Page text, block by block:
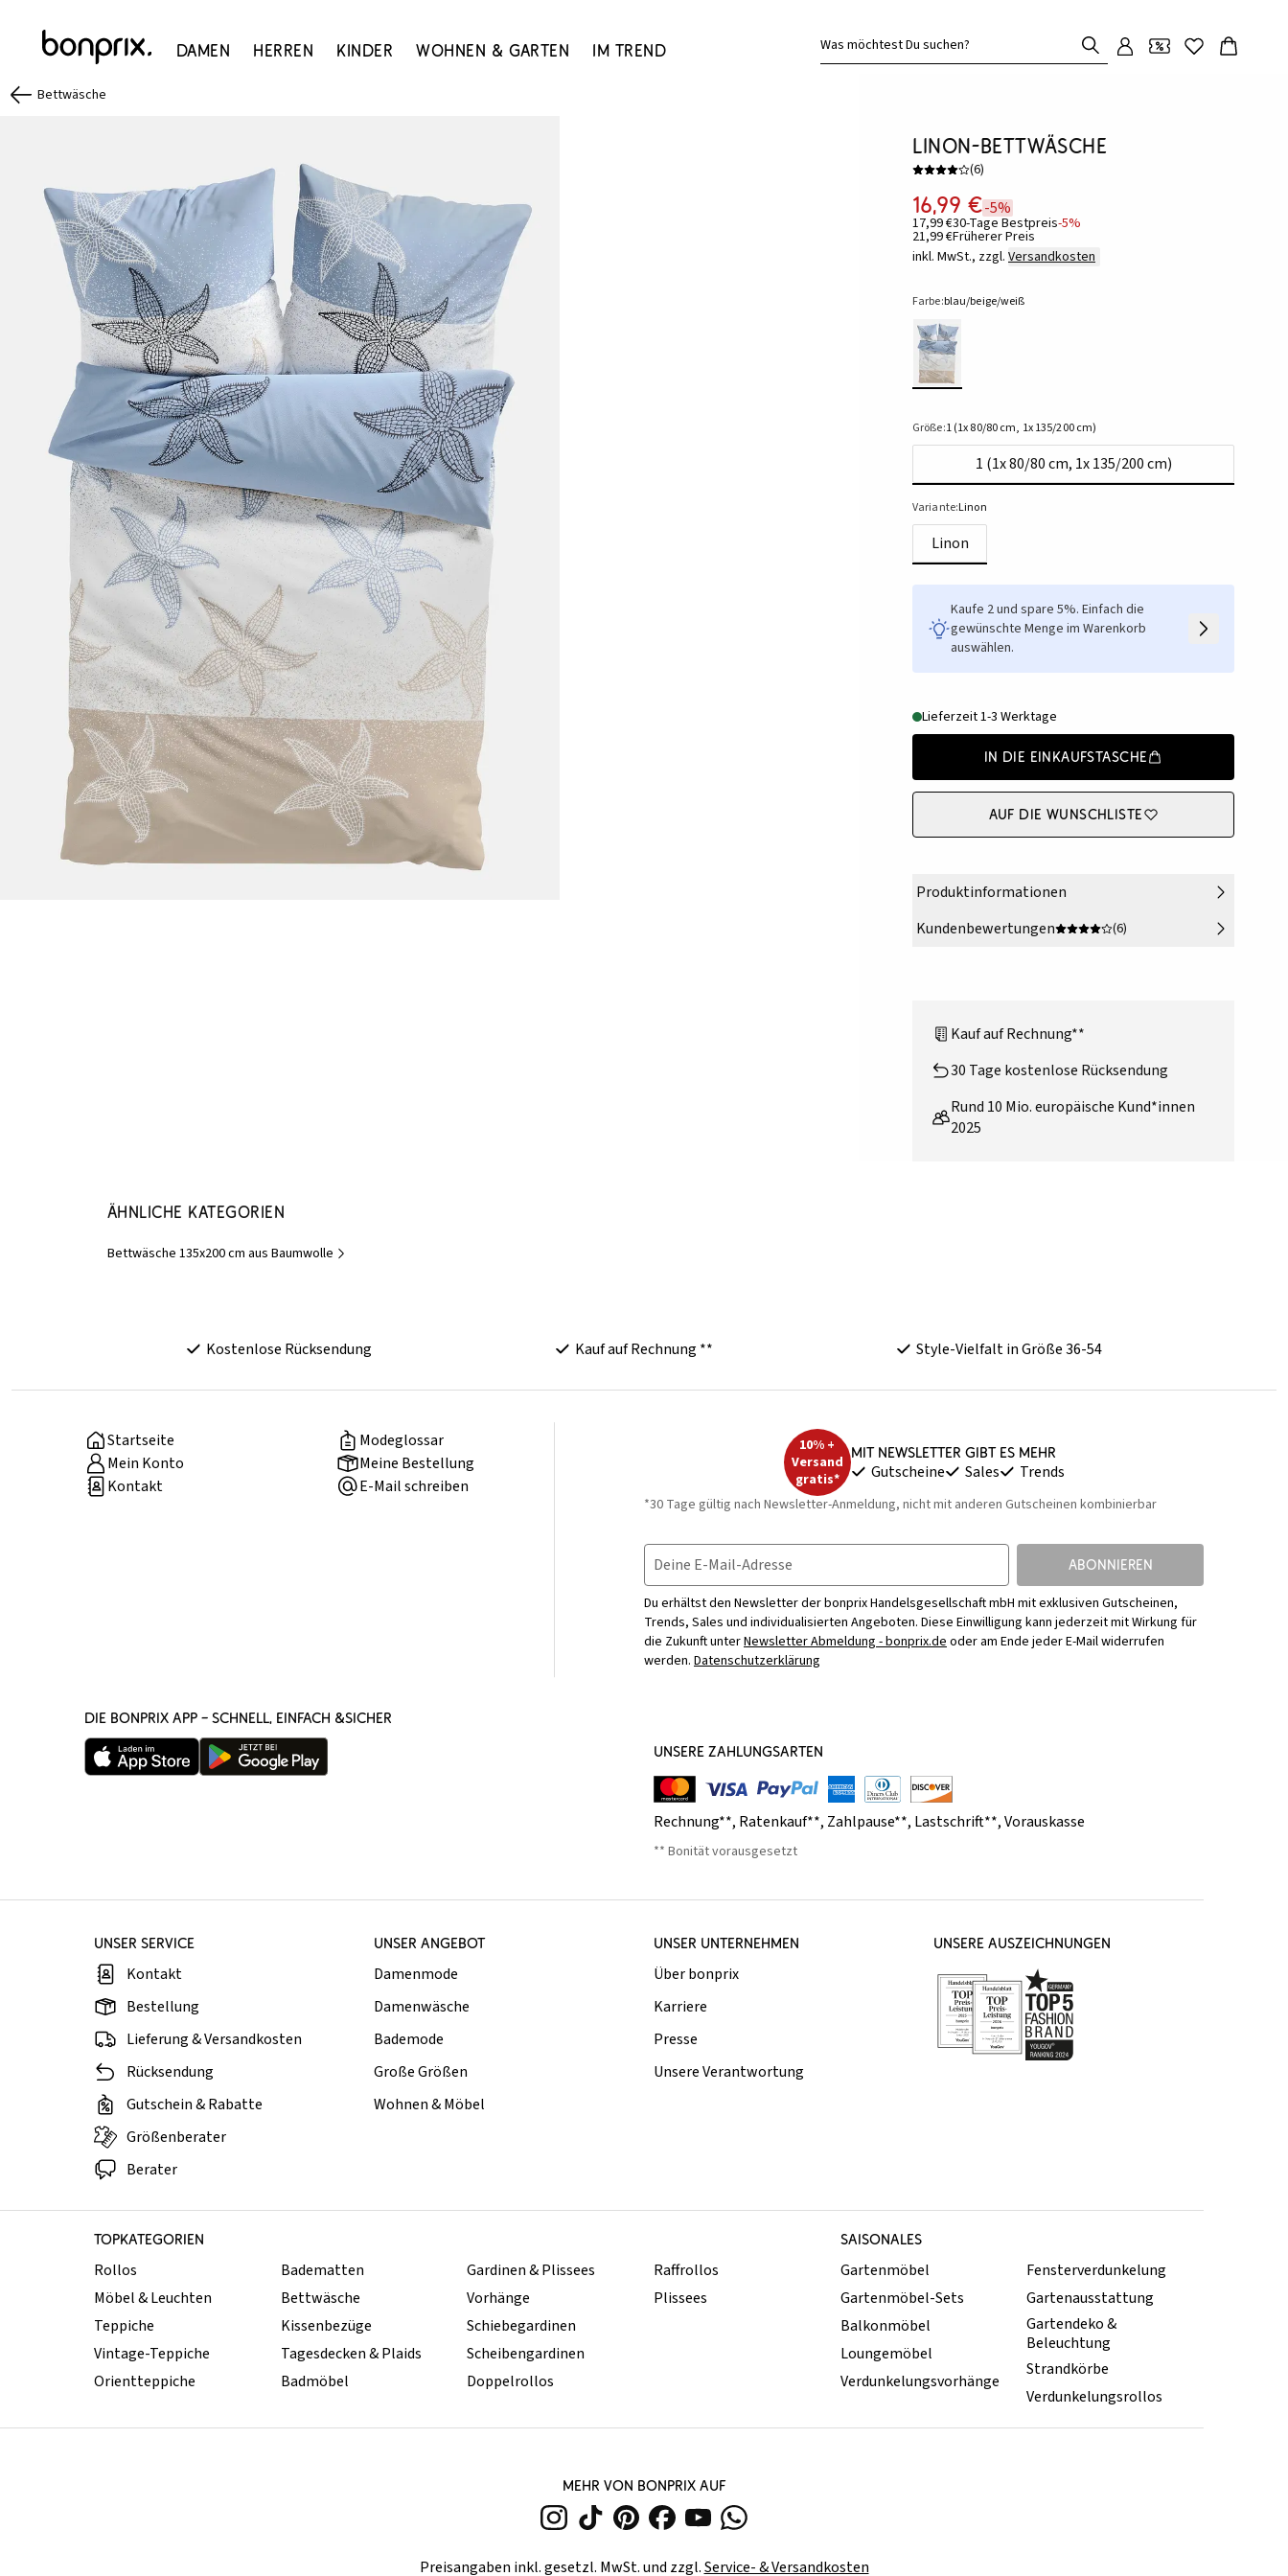
Damen Herren Kinder Wohnen & Garten Im Trend Was möchtest Du suchen?
Bettwäsche
Linon-Bettwäsche
(6)
16,99 €-5%
17,99 €30-Tage Bestpreis-5%
21,99 €Früherer Preis
inkl. MwSt., zzgl. Versandkosten
Farbe:blau/beige/weiß
Größe:1 (1x 80/80 cm, 1x 135/200 cm)
1 (1x 80/80 cm, 1x 135/200 cm)
Variante:Linon
Linon
Kaufe 2 und spare 5%. Einfach die
gewünschte Menge im Warenkorb
auswählen.
Lieferzeit 1-3 Werktage
In die Einkaufstasche
Auf die Wunschliste
Produktinformationen
Kundenbewertungen
(6)
Kauf auf Rechnung**
30 Tage kostenlose Rücksendung
Rund 10 Mio. europäische Kund*innen
2025
Ähnliche Kategorien
Bettwäsche 135x200 cm aus Baumwolle
Kostenlose Rücksendung Kauf auf Rechnung ** Style-Vielfalt in Größe 36-54
Startseite
Modeglossar
Mein Konto
Meine Bestellung
Kontakt
E-Mail schreiben
10% +
Versand
gratis*
Mit Newsletter gibt es mehr
Gutscheine Sales Trends
*30 Tage gültig nach Newsletter-Anmeldung, nicht mit anderen Gutscheinen kombinierbar
Deine E-Mail-Adresse ABONNIEREN
Du erhältst den Newsletter der bonprix Handelsgesellschaft mbH mit exklusiven Gutscheinen,
Trends, Sales und individualisierten Angeboten. Diese Einwilligung kann jederzeit mit Wirkung für
die Zukunft unterNewsletter Abmeldung - bonprix.deoder am Ende jeder E-Mail widerrufen
werden. Datenschutzerklärung
DIE BONPRIX APP – SCHNELL, EINFACH &SICHER
UNSERE ZAHLUNGSARTEN
Rechnung**, Ratenkauf**, Zahlpause**, Lastschrift**,Vorauskasse
** Bonität vorausgesetzt
UNSER SERVICE
Kontakt
Bestellung
Lieferung & Versandkosten
Rücksendung
Gutschein & Rabatte
Größenberater
Berater
UNSER ANGEBOT
Damenmode
Damenwäsche
Bademode
Große Größen
Wohnen & Möbel
UNSER UNTERNEHMEN
Über bonprix
Karriere
Presse
Unsere Verantwortung
UNSERE AUSZEICHNUNGEN
TOPKATEGORIEN SAISONALES
Rollos
Möbel & Leuchten
Teppiche
Vintage-Teppiche
Orientteppiche
Badematten
Bettwäsche
Kissenbezüge
Tagesdecken & Plaids
Badmöbel
Gardinen & Plissees
Vorhänge
Schiebegardinen
Scheibengardinen
Doppelrollos
Raffrollos
Plissees
Gartenmöbel
Gartenmöbel-Sets
Balkonmöbel
Loungemöbel
Verdunkelungsvorhänge
Fensterverdunkelung
Gartenausstattung
Gartendeko &
Beleuchtung
Strandkörbe
Verdunkelungsrollos
MEHR VON BONPRIX AUF
Preisangaben inkl. gesetzl. MwSt. und zzgl.Service- & Versandkosten